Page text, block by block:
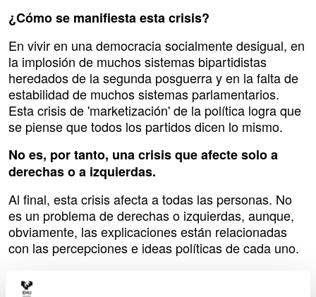
¿Cómo se manifiesta esta crisis?
En vivir en una democracia socialmente desigual, en
la implosión de muchos sistemas bipartidistas
heredados de la segunda posguerra y en la falta de
estabilidad de muchos sistemas parlamentarios.
Esta crisis de 'marketización' de la política logra que
se piense que todos los partidos dicen lo mismo.
No es, por tanto, una crisis que afecte solo a
derechas o a izquierdas.
Al final, esta crisis afecta a todas las personas. No
es un problema de derechas o izquierdas, aunque,
obviamente, las explicaciones están relacionadas
con las percepciones e ideas políticas de cada uno.
convertido en un estereotipo y se ha